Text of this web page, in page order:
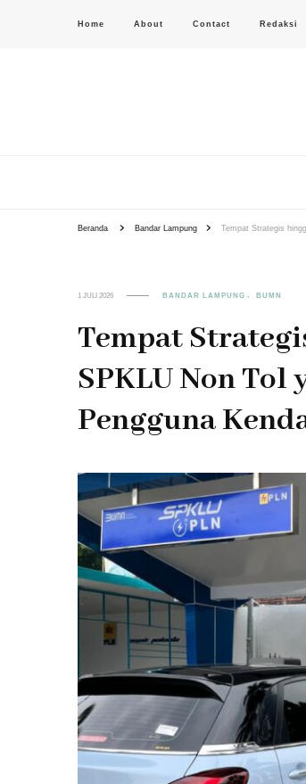
Home About Contact Redaksi
Beranda Bandar Lampung Tempat Strategis
1 JULI 2026 BANDAR LAMPUNG BUMN
Tempat
SPKLU Non
Pengguna